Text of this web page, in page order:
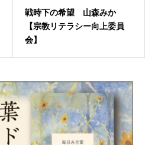
戦時下の希望 山森みか
【宗教リテラシー向上委員
会】